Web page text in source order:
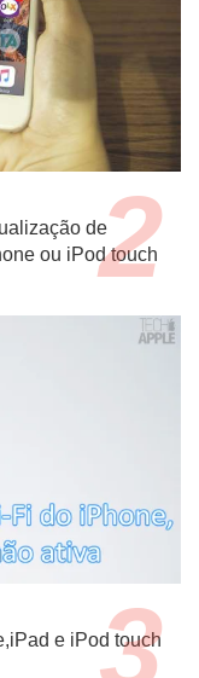
de
ou iPod touch
e iPod touch